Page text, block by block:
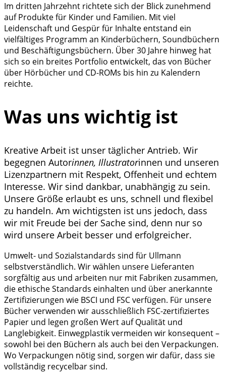
Im dritten Jahrzehnt richtete sich der Blick zunehmend
auf Produkte für Kinder und Familien. Mit viel
Leidenschaft und Gespür für Inhalte entstand ein
vielfältiges Programm an Kinderbüchern, Soundbüchern
und Beschäftigungsbüchern. Über 30 Jahre hinweg hat
sich so ein breites Portfolio entwickelt, das von Bücher
über Hörbücher und CD-ROMs bis hin zu Kalendern
reichte.
Was uns wichtig ist
Kreative Arbeit ist unser täglicher Antrieb. Wir
begegnen Autorinnen, Illustratorinnen und unseren
Lizenzpartnern mit Respekt, Offenheit und echtem
Interesse. Wir sind dankbar, unabhängig zu sein.
Unsere Größe erlaubt es uns, schnell und flexibel
zu handeln. Am wichtigsten ist uns jedoch, dass
wir mit Freude bei der Sache sind, denn nur so
wird unsere Arbeit besser und erfolgreicher.
Umwelt- und Sozialstandards sind für Ullmann
selbstverständlich. Wir wählen unsere Lieferanten
sorgfältig aus und arbeiten nur mit Fabriken zusammen,
die ethische Standards einhalten und über anerkannte
Zertifizierungen wie BSCI und FSC verfügen. Für unsere
Bücher verwenden wir ausschließlich FSC-zertifiziertes
Papier und legen großen Wert auf Qualität und
Langlebigkeit. Einwegplastik vermeiden wir konsequent –
sowohl bei den Büchern als auch bei den Verpackungen.
Wo Verpackungen nötig sind, sorgen wir dafür, dass sie
vollständig recycelbar sind.